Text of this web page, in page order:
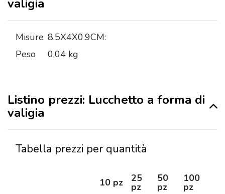
valigia
Misure 8.5X4X0.9CM:
Peso
0,04 kg
Listino prezzi: Lucchetto a forma di
valigia
Tabella prezzi per quantità
10 pz 25
pz
50
pz
100
pz